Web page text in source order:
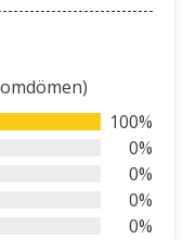
100%
0%
0%
0%
0%